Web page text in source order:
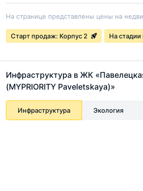
На странице представлены цены на
Старт продаж: Корпус 2 На стадии
Инфраструктура в ЖК
(MYPRIORITY Paveletskaya)»
Инфраструктура Экология